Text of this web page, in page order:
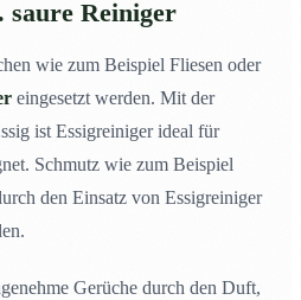
saure Reiniger
wie zum Beispiel Fliesen oder
eingesetzt werden. Mit der
ist Essigreiniger ideal für
Schmutz wie zum Beispiel
den Einsatz von Essigreiniger
Gerüche durch den Duft,